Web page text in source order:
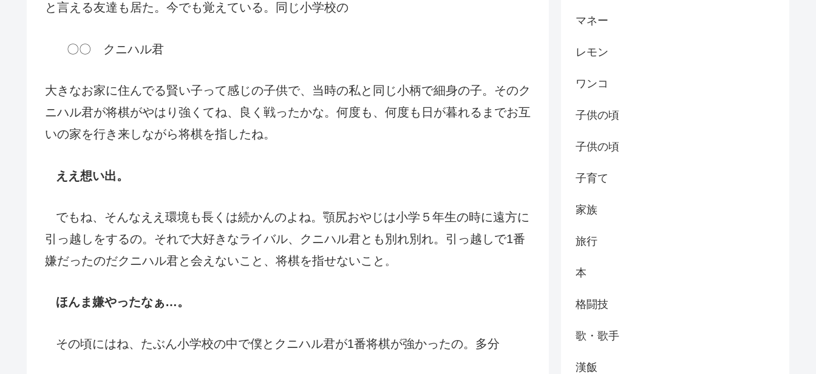
と言える友達も居た。今でも覚えている。同じ小学校の
〇〇 クニハル君
大きなお家に住んでる賢い子って感じの子供で、当時の私と同じ小柄で細身の子。そのク
ニハル君が将棋がやはり強くてね、良く戦ったかな。何度も、何度も日が暮れるまでお互
いの家を行き来しながら将棋を指したね。
ええ想い出。
でもね、そんなええ環境も長くは続かんのよね。顎尻おやじは小学 ５年生の時に遠方に
引っ越しをするの。それで大好きなライバル、クニハル君とも別れ別れ。引っ越しで1番
嫌だったのだクニハル君と会えないこと、将棋を指せないこと 。
ほんま嫌やったなぁ…。
その頃にはね、たぶん小学校の中で僕とクニハル君が1番将棋が強かったの。多分
マネー
レモン
ワンコ
子供の頃
子供の頃
子育て
家族
旅行
本
格闘技
歌・歌手
漢飯